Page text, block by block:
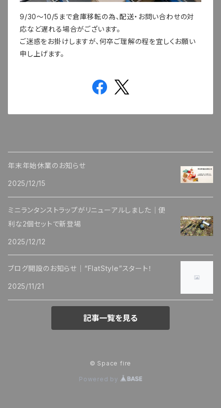
9/30～10/5まで倉庫移転の為、配送・お問い合わせの対
応など遅れる場合がございます。
ご迷惑をお掛けしますが、何卒ご理解の程を宜しくお願い
申し上げます。
年末年始休業のお知らせ
2025/12/15
ミニランタンストラップがリニューアルしました｜便
利な2個セットで新登場
2025/12/12
ブログ開設のお知らせ｜“FlatStyle”スタート！
2025/11/21
記事一覧を見る
© Space fire
Powered by